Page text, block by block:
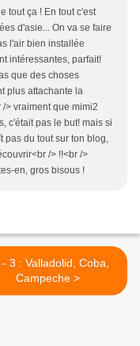
tout ça ! En tout c'est
d'asie... On va se faire
l'air bien installée
intéressantes, parfait!
que des choses
plus attachante la
> vraiment que mimi2
c'était pas le but! mais si
pas du tout sur ton blog,
/> !!<br />
en, gros bisous !
- 3 : Valladolid, Coba,
Campeche >